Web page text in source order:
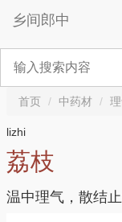
乡间郎中
首页 中药材
lizhi
荔枝
温中理气，散结